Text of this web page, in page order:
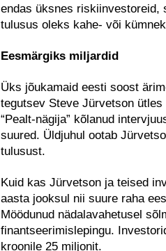
endas üksnes riskiinvestoreid,
tulusus oleks kahe- või
Eesmärgiks miljardid
Üks jõukamaid eesti soost
tegutsev Steve Jürvetson
“Pealt-nägija” kõlanud
suured. Üldjuhul ootab
tulusust.
Kuid kas Jürvetson ja teised
aasta jooksul nii suure raha
Möödunud nädalavahetusel
finantseerimislepingu.
kroonile 25 miljonit.